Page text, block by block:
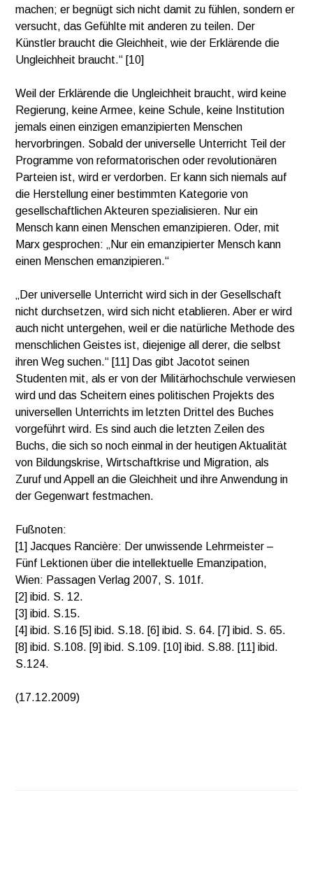
machen; er begnügt sich nicht damit zu fühlen, sondern er
versucht, das Gefühlte mit anderen zu teilen. Der
Künstler braucht die Gleichheit, wie der Erklärende die
Ungleichheit braucht.“ [10]
Weil der Erklärende die Ungleichheit braucht, wird keine
Regierung, keine Armee, keine Schule, keine Institution
jemals einen einzigen emanzipierten Menschen
hervorbringen. Sobald der universelle Unterricht Teil der
Programme von reformatorischen oder revolutionären
Parteien ist, wird er verdorben. Er kann sich niemals auf
die Herstellung einer bestimmten Kategorie von
gesellschaftlichen Akteuren spezialisieren. Nur ein
Mensch kann einen Menschen emanzipieren. Oder, mit
Marx gesprochen: „Nur ein emanzipierter Mensch kann
einen Menschen emanzipieren.“
„Der universelle Unterricht wird sich in der Gesellschaft
nicht durchsetzen, wird sich nicht etablieren. Aber er wird
auch nicht untergehen, weil er die natürliche Methode des
menschlichen Geistes ist, diejenige all derer, die selbst
ihren Weg suchen.“ [11] Das gibt Jacotot seinen
Studenten mit, als er von der Militärhochschule verwiesen
wird und das Scheitern eines politischen Projekts des
universellen Unterrichts im letzten Drittel des Buches
vorgeführt wird. Es sind auch die letzten Zeilen des
Buchs, die sich so noch einmal in der heutigen Aktualität
von Bildungskrise, Wirtschaftkrise und Migration, als
Zuruf und Appell an die Gleichheit und ihre Anwendung in
der Gegenwart festmachen.
Fußnoten:
[1] Jacques Rancière: Der unwissende Lehrmeister –
Fünf Lektionen über die intellektuelle Emanzipation,
Wien: Passagen Verlag 2007, S. 101f.
[2] ibid. S. 12.
[3] ibid. S.15.
[4] ibid. S.16 [5] ibid. S.18. [6] ibid. S. 64. [7] ibid. S. 65.
[8] ibid. S.108. [9] ibid. S.109. [10] ibid. S.88. [11] ibid.
S.124.
(17.12.2009)